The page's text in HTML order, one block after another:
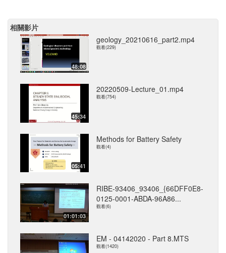
相關影片
48:08
geology_20210616_part2.mp4
觀看(229)
45:34
20220509-Lecture_01.mp4
觀看(754)
05:41
Methods for Battery Safety
觀看(4)
01:01:03
RIBE-93406_93406_{66DFF0E8-
0125-0001-ABDA-96A86...
觀看(6)
EM - 04142020 - Part 8.MTS
觀看(1420)